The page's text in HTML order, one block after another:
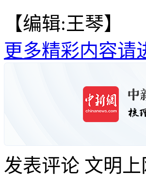
【编辑:王琴】
更多精彩内容请
发表评论 文明